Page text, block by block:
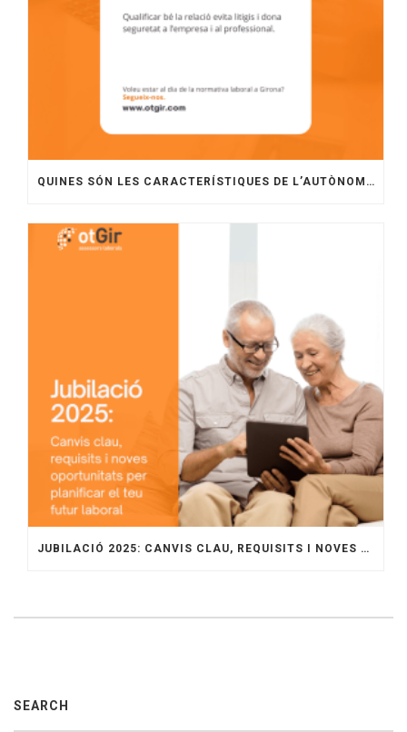
QUINES SÓN LES CARACTERÍSTIQUES DE L’AUTÒNOM, EL FALS AUTÒNOM I EL TRADE?
JUBILACIÓ 2025: CANVIS CLAU, REQUISITS I NOVES OPORTUNITATS PER PLANIFICAR EL TEU FUTUR LABORAL
SEARCH